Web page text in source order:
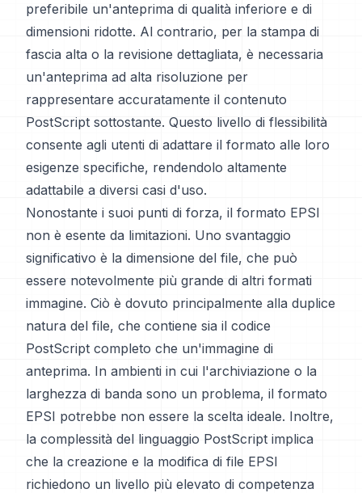
preferibile un'anteprima di qualità inferiore e di
dimensioni ridotte. Al contrario, per la stampa di
fascia alta o la revisione dettagliata, è necessaria
un'anteprima ad alta risoluzione per
rappresentare accuratamente il contenuto
PostScript sottostante. Questo livello di flessibilità
consente agli utenti di adattare il formato alle loro
esigenze specifiche, rendendolo altamente
adattabile a diversi casi d'uso.
Nonostante i suoi punti di forza, il formato EPSI
non è esente da limitazioni. Uno svantaggio
significativo è la dimensione del file, che può
essere notevolmente più grande di altri formati
immagine. Ciò è dovuto principalmente alla duplice
natura del file, che contiene sia il codice
PostScript completo che un'immagine di
anteprima. In ambienti in cui l'archiviazione o la
larghezza di banda sono un problema, il formato
EPSI potrebbe non essere la scelta ideale. Inoltre,
la complessità del linguaggio PostScript implica
che la creazione e la modifica di file EPSI
richiedono un livello più elevato di competenza